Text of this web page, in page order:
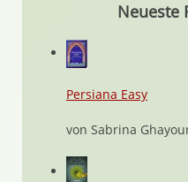
Neueste
Persiana Easy
von Sabrina